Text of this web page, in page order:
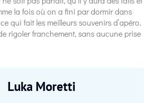
la fois où on a fini par dormir dans
qui fait les meilleurs souvenirs d’apéro.
rigoler franchement, sans aucune prise
Luka Moretti